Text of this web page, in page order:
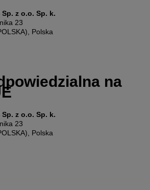
Sp. z o.o. Sp. k.
23
Polska
na
Sp. z o.o. Sp. k.
23
Polska